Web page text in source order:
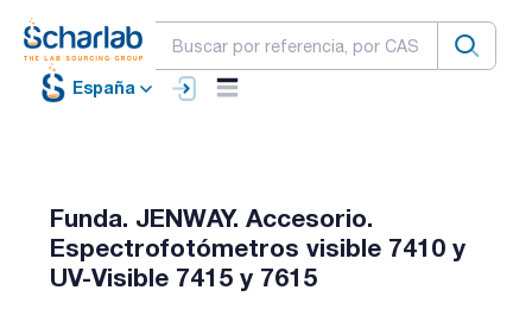
España
Funda. JENWAY. Accesorio.
Espectrofotómetros visible 7410 y
UV-Visible 7415 y 7615